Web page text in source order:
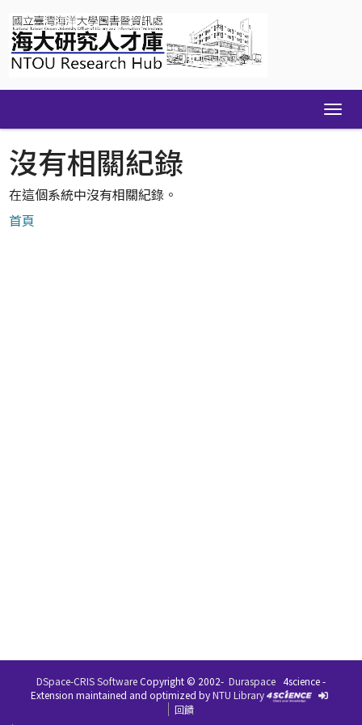
navigation
沒有相關紀錄
在這個系統中沒有相關紀錄。
首頁
DSpace-CRIS SoftwareCopyright © 2002- Duraspace 4science -
Extension maintained and optimized byNTU Library
回饋